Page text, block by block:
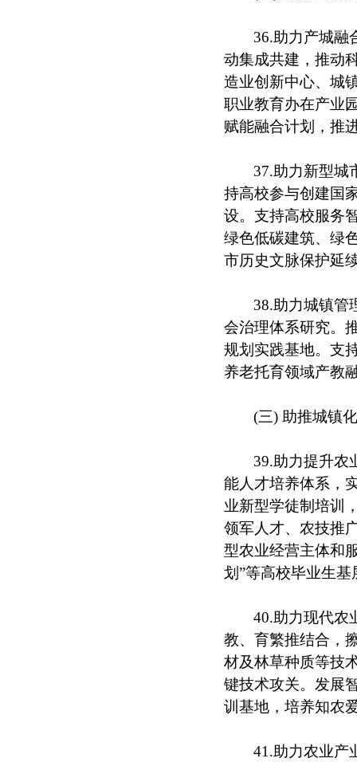
36.助力产城融
动集成共建，推动
造业创新中心、城
职业教育办在产业
赋能融合计划，推
37.助力新型城
持高校参与创建国
设。支持高校服务
绿色低碳建筑、绿
市历史文脉保护延
38.助力城镇管
会治理体系研究。
规划实践基地。支
养老托育领域产教
(三) 助推城镇
39.助力提升农
能人才培养体系，
业新型学徒制培训
领军人才、农技推
型农业经营主体和
划”等高校毕业生
40.助力现代农
教、育繁推结合，
材及林草种质等技
键技术攻关。发展
训基地，培养知农
41.助力农业产